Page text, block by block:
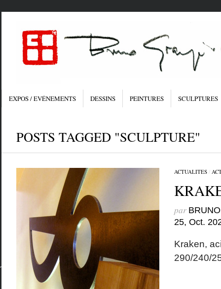
EXPOS / EVÉNEMENTS DESSINS PEINTURES SCULPTURES
POSTS TAGGED "SCULPTURE"
ACTUALITES/
par
25, Oct.
Kraken,
290/240/